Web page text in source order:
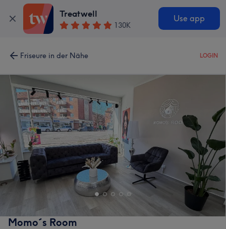
Treatwell
130K
Use app
Friseure in der Nähe LOGIN
Momo´s Room